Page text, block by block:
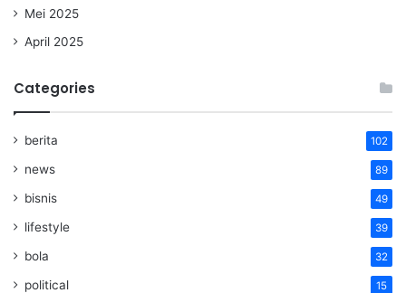
Mei 2025
April 2025
Categories
berita 102
news 89
bisnis 49
lifestyle 39
bola 32
political 15